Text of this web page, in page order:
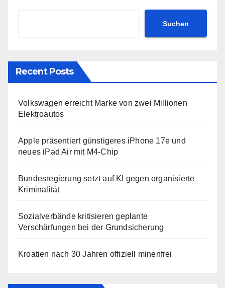
Suchen
Recent Posts
Volkswagen erreicht Marke von zwei Millionen
Elektroautos
Apple präsentiert günstigeres iPhone 17e und
neues iPad Air mit M4-Chip
Bundesregierung setzt auf KI gegen organisierte
Kriminalität
Sozialverbände kritisieren geplante
Verschärfungen bei der Grundsicherung
Kroatien nach 30 Jahren offiziell minenfrei